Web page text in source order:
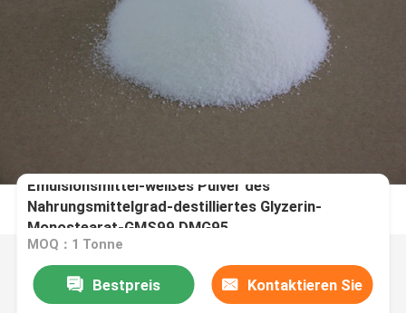
Emulsionsmittel-weißes Pulver des
Nahrungsmittelgrad-destilliertes Glyzerin-
Monostearat-GMS99 DMG95
MOQ：1 Tonne
Bestpreis Kontaktieren Sie